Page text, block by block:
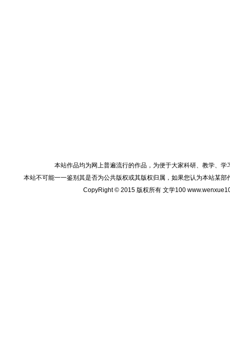
本站作品均为网上普遍流行的作品，为便于大家科研、教学、
本站不可能一一鉴别其是否为公共版权或其版权归属，如果您认为本站某
CopyRight © 2015 版权所有 文学100